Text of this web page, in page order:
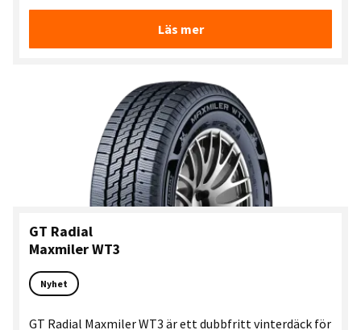
Läs mer
GT Radial
Maxmiler WT3
Nyhet
GT Radial Maxmiler WT3 är ett dubbfritt vinterdäck för